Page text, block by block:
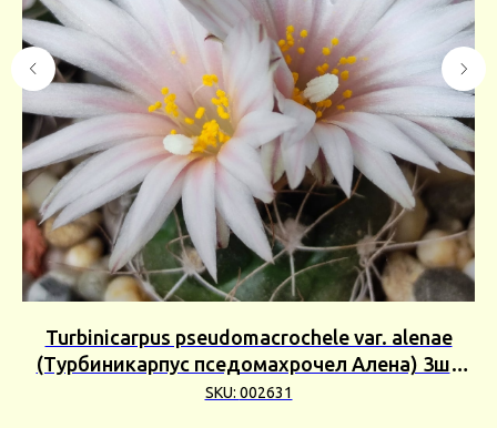
Turbinicarpus pseudomacrochele var. alenae
(Турбиникарпус пседомахрочел Алена) 3шт
Сбор 25г
SKU: 002631